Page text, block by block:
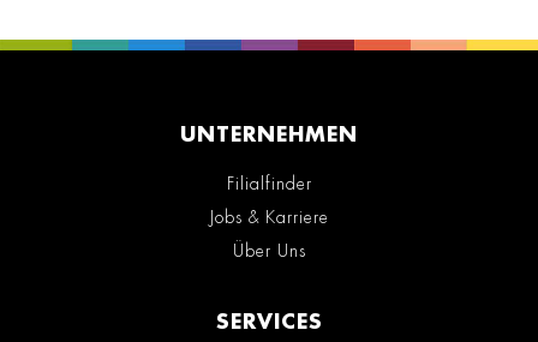
UNTERNEHMEN
Filialfinder
Jobs & Karriere
Über Uns
SERVICES